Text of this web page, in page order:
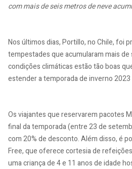
com mais de seis metros de neve
Nos últimos dias, Portillo, no Chile, foi
tempestades que acumularam mais
condições climáticas estão tão boas
estender a temporada de inverno
Os viajantes que reservarem pacotes
final da temporada (entre 23 de
com 20% de desconto. Além disso, é
Free, que oferece cortesia de
uma criança de 4 e 11 anos de idade